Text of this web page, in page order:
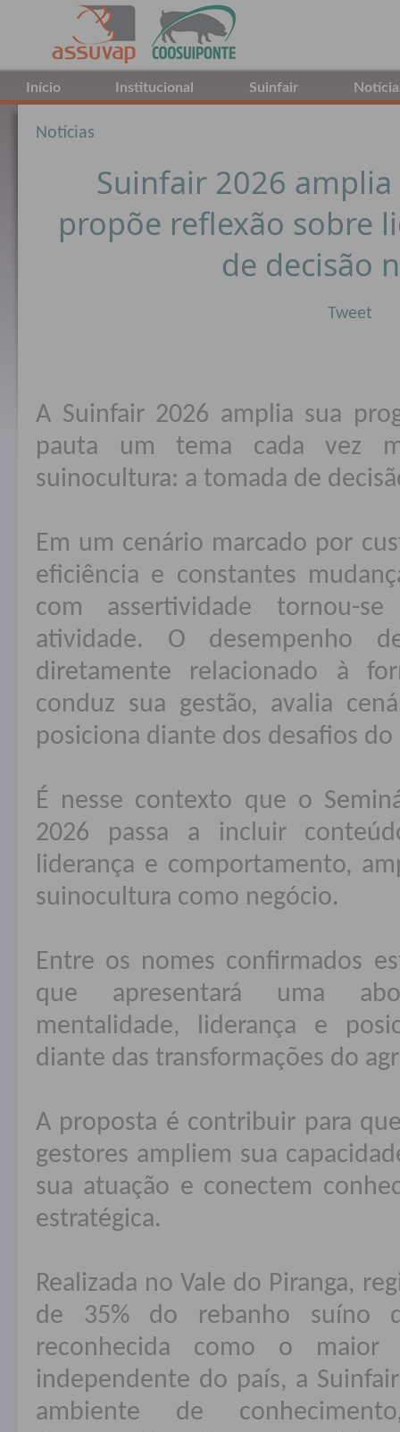
Início Institucional Suinfair
Notícias
Suinfair 2026
propõe reflexão sobre
de decisão
Tweet
A Suinfair 2026 amplia sua
pauta um tema cada vez
suinocultura: a tomada de
Em um cenário marcado por
eficiência e constantes
com assertividade tornou-
atividade. O desempenho
diretamente relacionado à
conduz sua gestão, avalia
posiciona diante dos desafios do
É nesse contexto que o
2026 passa a incluir
liderança e comportamento,
suinocultura como negócio.
Entre os nomes confirmados
que apresentará uma
mentalidade, liderança e
diante das transformações do
A proposta é contribuir para
gestores ampliem sua
sua atuação e conectem
estratégica.
Realizada no Vale do Piranga,
de 35% do rebanho suíno
reconhecida como o maior
independente do país, a
ambiente de